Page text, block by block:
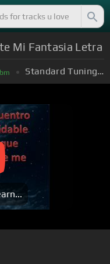
Mi Fantasia Letra
Standard Tuning (EADGBE)